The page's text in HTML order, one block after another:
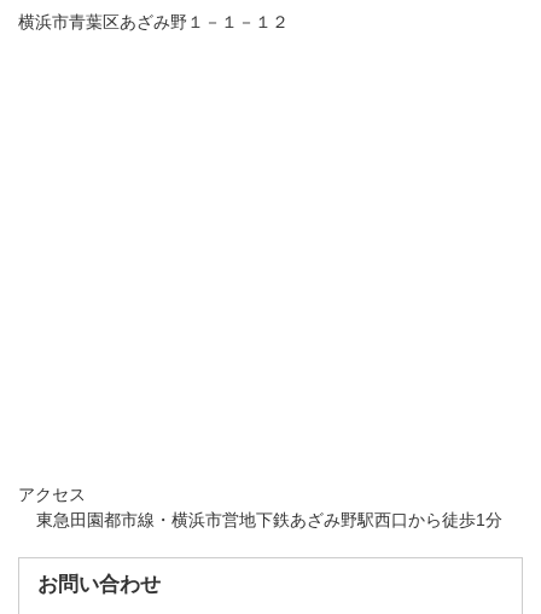
横浜市青葉区あざみ野１－１－１２
アクセス
東急田園都市線・横浜市営地下鉄あざみ野駅西口から徒歩1分
お問い合わせ